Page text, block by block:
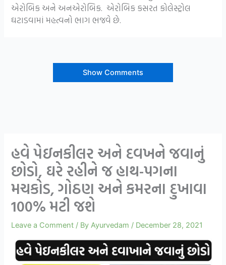
એરોબિક અને અનએરોબિક. એરોબિક કસરત કોલેસ્ટ્રોલ
ઘટાડવામાં મહત્વનો ભાગ ભજવે છે.
Show Comments
હવે પેઇનકીલર અને દવખને જવાનું
છોડો, ઘરે રહીને જ હાથ-પગના
મચકોડ, ગોઠણ અને કમરના દુખાવા
100% મટી જશે
Leave a Comment / ByAyurvedam / December 28, 2021